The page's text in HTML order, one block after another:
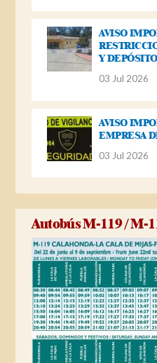
AVISO
Y
03 Jul 2026
AVISO
EMPRESA
03 Jul 2026
Autobús M-119 / M-